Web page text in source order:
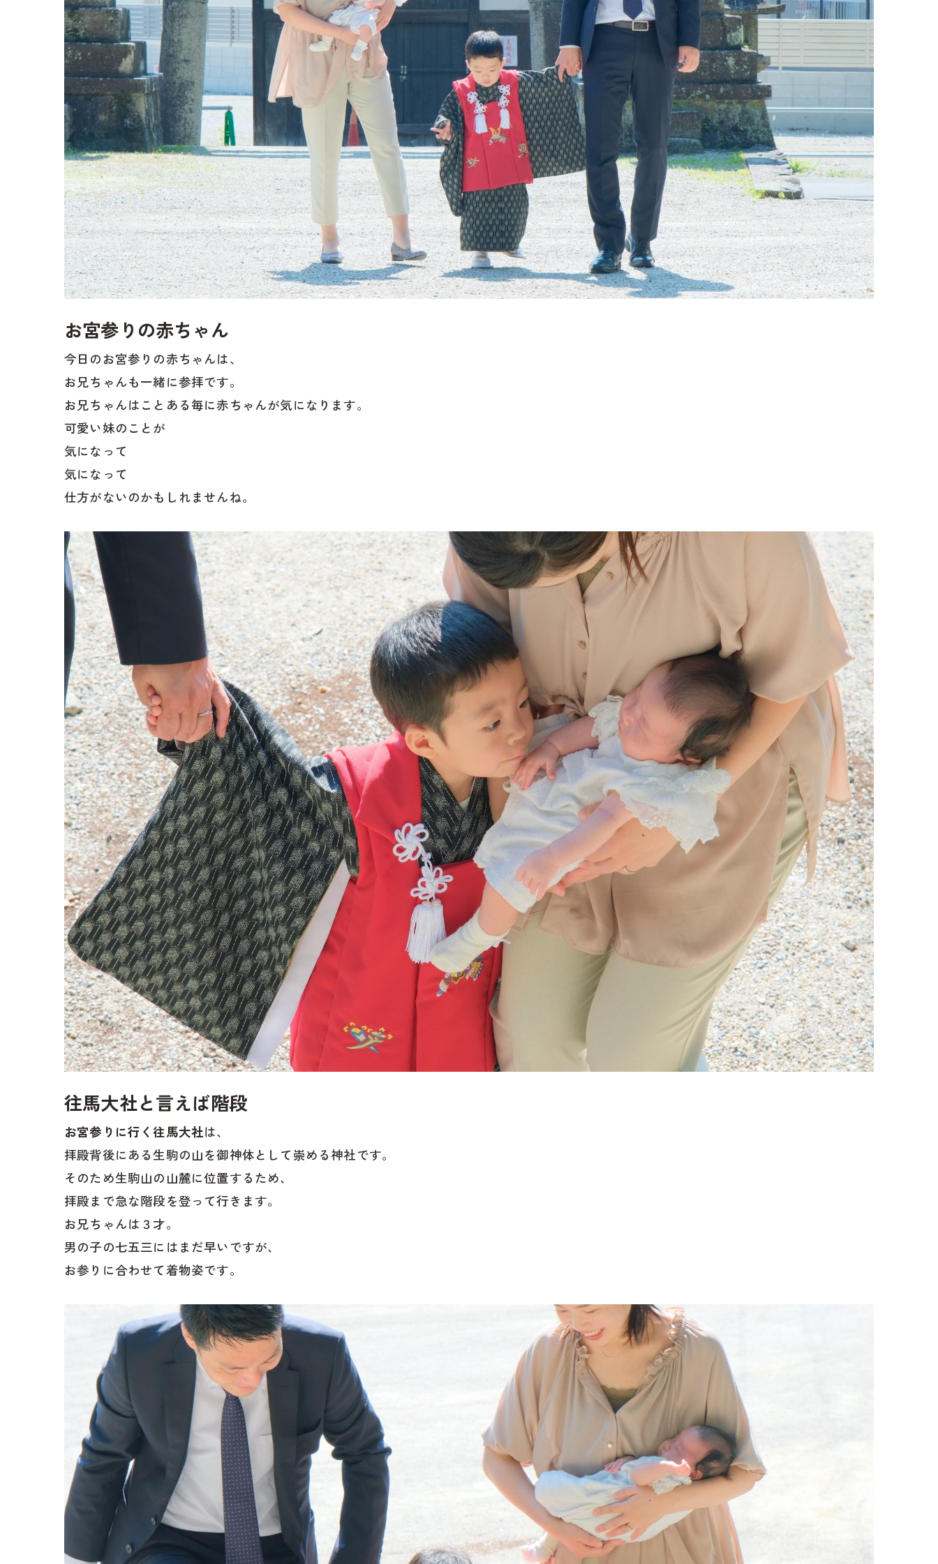
お宮参りの赤ちゃん
今日のお宮参りの赤ちゃんは、
お兄ちゃんも一緒に参拝です。
お兄ちゃんはことある毎に赤ちゃんが気になります。
可愛い妹のことが
気になって
気になって
仕方がないのかもしれませんね。
往馬大社と言えば階段
お宮参りに行く往馬大社は、
拝殿背後にある生駒の山を御神体として崇める神社です。
そのため生駒山の山麓に位置するため、
拝殿まで急な階段を登って行きます。
お兄ちゃんは３才。
男の子の七五三にはまだ早いですが、
お参りに合わせて着物姿です。